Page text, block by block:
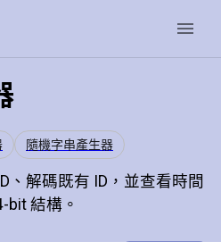
隨機字串產生器
、解碼既有 ID，並查看時間
bit 結構。